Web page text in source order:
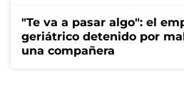
"Te va a pasar algo": el
geriátrico detenido por
una compañera